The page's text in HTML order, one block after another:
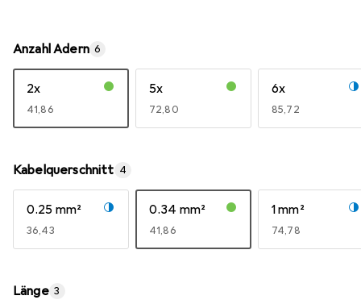
Anzahl Adern 6
2x
EUR
41,86
5x
EUR
72,80
6x
EUR
85,72
Kabelquerschnitt 4
0.25 mm²
EUR
36,43
0.34 mm²
EUR
41,86
1 mm²
EUR
74,78
Länge 3